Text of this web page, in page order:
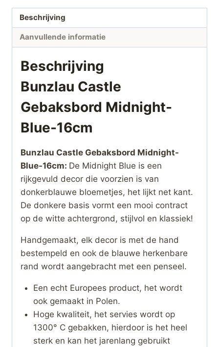
Beschrijving
Aanvullende informatie
Beschrijving
Bunzlau Castle
Gebaksbord Midnight-
Blue-16cm
Bunzlau Castle Gebaksbord Midnight-
Blue-16cm: De Midnight Blue is een
rijkgevuld decor die voorzien is van
donkerblauwe bloemetjes, het lijkt net kant.
De donkere basis vormt een mooi contract
op de witte achtergrond, stijlvol en klassiek!
Handgemaakt, elk decor is met de hand
bestempeld en ook de blauwe herkenbare
rand wordt aangebracht met een penseel.
Een echt Europees product, het wordt
ook gemaakt in Polen.
Hoge kwaliteit, het servies wordt op
1300° C gebakken, hierdoor is het heel
sterk en kan het jarenlang gebruikt